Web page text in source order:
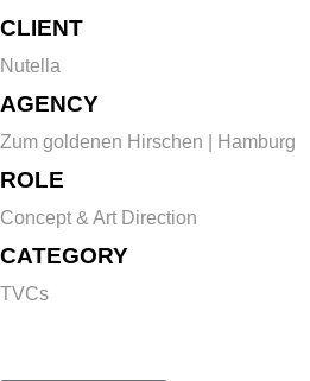
CLIENT
Nutella
AGENCY
Zum goldenen Hirschen | Hamburg
ROLE
Concept & Art Direction
CATEGORY
TVCs